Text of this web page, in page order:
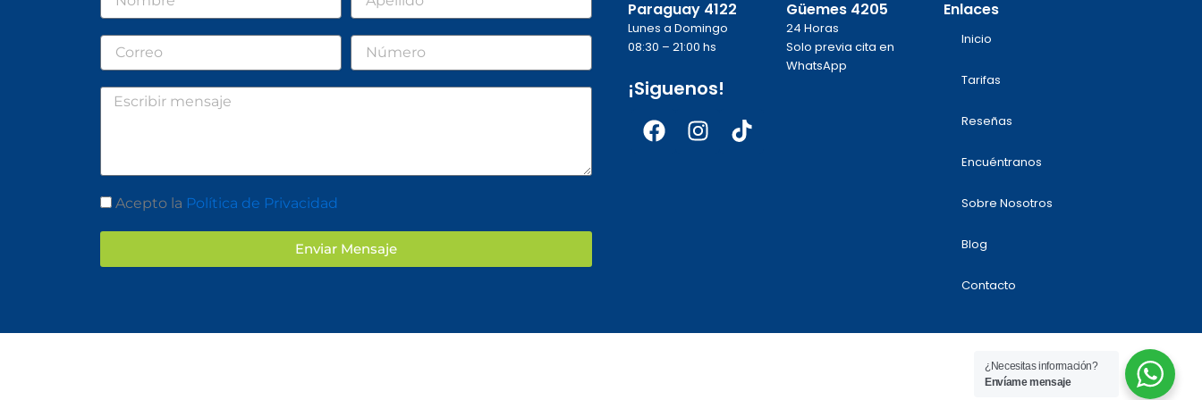
Correo Número
Mensaje
Aceptación
Acepto la Política de Privacidad
Enviar Mensaje
Paraguay 4122
Lunes a Domingo
08:30 – 21:00 hs
¡Siguenos!
Facebook
Instagram
Tiktok
Güemes 4205
24 Horas
Solo previa cita en
WhatsApp
Enlaces
Inicio
Tarifas
Reseñas
Encuéntranos
Sobre Nosotros
Blog
Contacto
¿Necesitas información?
Envíame mensaje